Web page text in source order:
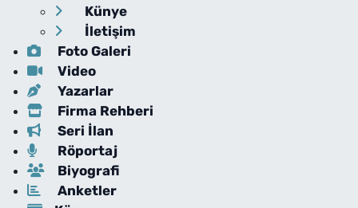
Künye
İletişim
Foto Galeri
Video
Yazarlar
Firma Rehberi
Seri İlan
Röportaj
Biyografi
Anketler